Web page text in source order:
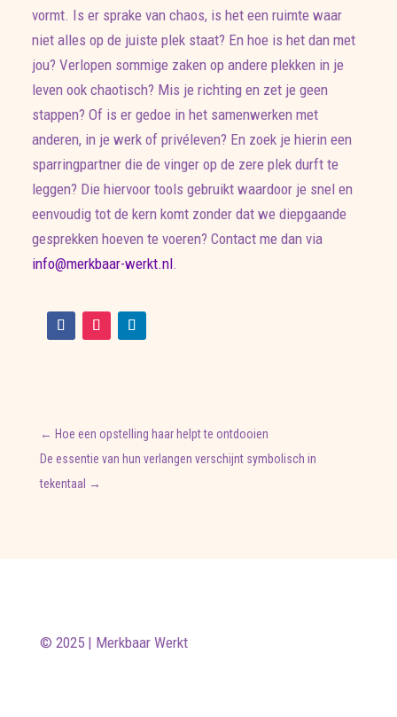
vormt. Is er sprake van chaos, is het een ruimte waar
niet alles op de juiste plek staat? En hoe is het dan met
jou? Verlopen sommige zaken op andere plekken in je
leven ook chaotisch? Mis je richting en zet je geen
stappen? Of is er gedoe in het samenwerken met
anderen, in je werk of privéleven? En zoek je hierin een
sparringpartner die de vinger op de zere plek durft te
leggen? Die hiervoor tools gebruikt waardoor je snel en
eenvoudig tot de kern komt zonder dat we diepgaande
gesprekken hoeven te voeren? Contact me dan via
info@merkbaar-werkt.nl.
← Hoe een opstelling haar helpt te ontdooien
De essentie van hun verlangen verschijnt symbolisch in
tekentaal
→
© 2025 | Merkbaar Werkt